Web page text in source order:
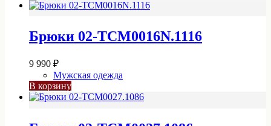
Брюки 02-TCM0016N.1116
9 990 ₽
Мужская одежда
В корзину